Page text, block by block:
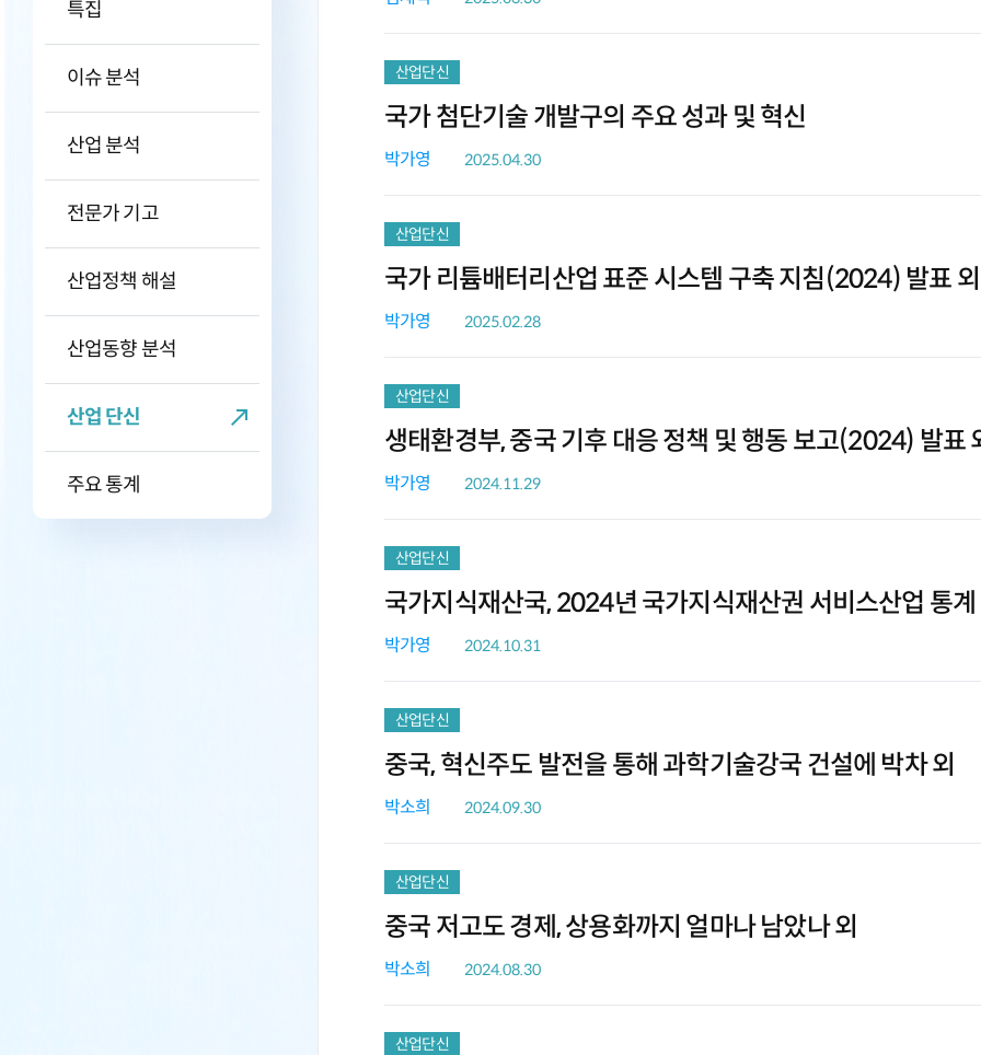
특집
이슈 분석
산업 분석
전문가 기고
산업정책 해설
산업동향 분석
산업 단신
주요 통계
산업단신
국가 첨단기술 개발구의 주요 성과 및 혁신
박가영 2025.04.30
산업단신
국가 리튬배터리산업 표준 시스템 구축 지침(2024) 발표 외
박가영 2025.02.28
산업단신
생태환경부, 중국 기후 대응 정책 및 행동 보고(2024) 발표
박가영 2024.11.29
산업단신
국가지식재산국, 2024년 국가지식재산권 서비스산업 통계
박가영 2024.10.31
산업단신
중국, 혁신주도 발전을 통해 과학기술강국 건설에 박차 외
박소희 2024.09.30
산업단신
중국 저고도 경제, 상용화까지 얼마나 남았나 외
박소희 2024.08.30
산업단신